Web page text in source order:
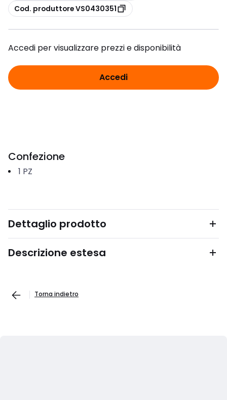
copia
Cod. produttore VS0430351
Accedi per visualizzare prezzi e disponibilità
Accedi
Confezione
1 PZ
Dettaglio prodotto
Descrizione estesa
Torna indietro